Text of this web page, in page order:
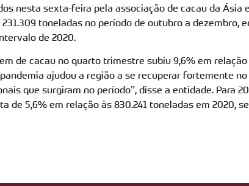
nesta sexta-feira pela associação de cacau da Ásia
toneladas no período de outubro a dezembro,
de 2020.
de cacau no quarto trimestre subiu 9,6% em
ajudou a região a se recuperar fortemente
que surgiram no período”, disse a entidade. Para
de 5,6% em relação às 830.241 toneladas em 2020,